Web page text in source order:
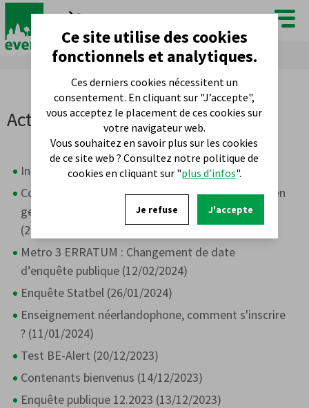
Plan du site
Actualités
Inscription en crèche en un clic ! (03/03/2024)
Conclusion d’un bail emphytéotique pour la prise en
gestion d’une maison rue Stuckens 111 à Evere
(27/02/2024)
Metro 3 ERRATUM : Changement de date
d’enquête publique (12/02/2024)
Enquête Statbel (26/01/2024)
Enseignement néerlandophone, comment s'inscrire
? (11/01/2024)
Test BE-Alert (20/12/2023)
Contenants bienvenus (14/12/2023)
Enquête publique 12.2023 (13/12/2023)
Ce site utilise des cookies
fonctionnels et analytiques.
Ces derniers cookies nécessitent un
consentement. En cliquant sur "J’accepte",
vous acceptez le placement de ces cookies sur
votre navigateur web.
Vous souhaitez en savoir plus sur les cookies
de ce site web ? Consultez notre politique de
cookies en cliquant sur "plus d’infos".
Je refuse J'accepte